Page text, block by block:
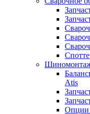
Atis
Опции